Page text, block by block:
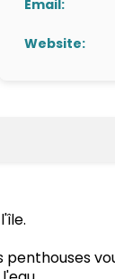
Email:
Website: